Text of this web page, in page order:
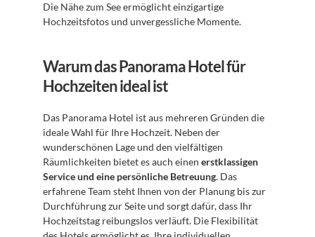
Die Nähe zum See ermöglicht einzigartige
Hochzeitsfotos und unvergessliche Momente.
Warum das Panorama Hotel für
Hochzeiten ideal ist
Das Panorama Hotel ist aus mehreren Gründen die
ideale Wahl für Ihre Hochzeit. Neben der
wunderschönen Lage und den vielfältigen
Räumlichkeiten bietet es auch einen erstklassigen
Service und eine persönliche Betreuung. Das
erfahrene Team steht Ihnen von der Planung bis zur
Durchführung zur Seite und sorgt dafür, dass Ihr
Hochzeitstag reibungslos verläuft. Die Flexibilität